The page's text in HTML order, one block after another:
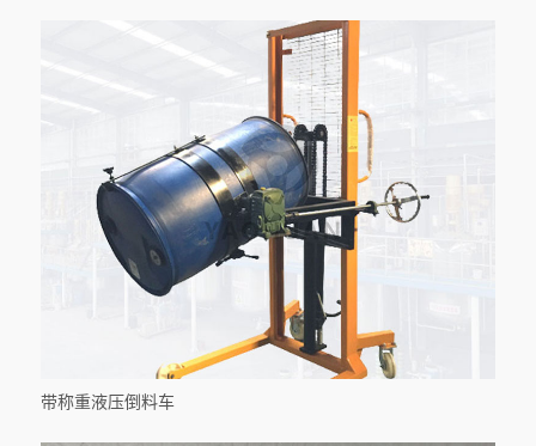
带称重液压倒料车